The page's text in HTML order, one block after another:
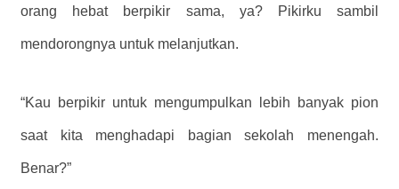
orang hebat berpikir sama, ya? Pikirku sambil
mendorongnya untuk melanjutkan.
“Kau berpikir untuk mengumpulkan lebih banyak pion
saat kita menghadapi bagian sekolah menengah.
Benar?”